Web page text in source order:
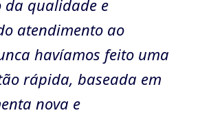
da qualidade e
atendimento ao
havíamos feito uma
rápida, baseada em
nova e